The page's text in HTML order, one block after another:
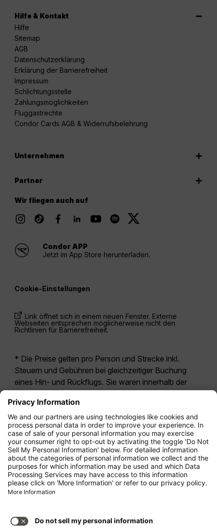
Hilfe & Kontakt
Hilfe
Sitemap
AGB
Datenschutzerklärung
Erklärung der Barrierefreiheit
Impressum
Schlichtungsstelle
Zahlungsmöglichkeiten
Fluggastrechte
Condor Cards AGB & Widerrufsbelehrung
Unternehmen
Partner
Wir fliegen auch auf
Condor APP
Jetzt im App Store herunterladen.
Cookie-Einstellungen
Link öffnet sich in einem neuen Fenster. Externe
Webseiten entsprechen möglicherweise nicht den
Richtlinien für Barrierefreiheit.
* Die Preise gelten pro Person und Strecke inkl.
Steuern und Gebühren bei gleichzeitiger Buchung
eines Hin- und Rückflugs. Sie waren innerhalb der
möglicherweise nicht mehr aktuell. Bei den für die
Economy Class angegebenen Tarifen handelt es
sich i.d.R. um Economy Zero, unsere restriktivste
Tarifoption. Es können hierfür zusätzliche Gebühren
fürAufgabegepäck oder für andere optionale
Leistungen anfallen. Es gelten dieAllgemeinen
Geschäftsbedingungen .